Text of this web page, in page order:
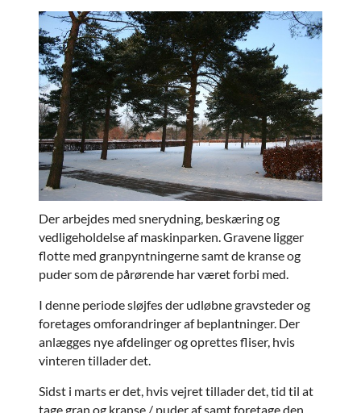
Der arbejdes med snerydning, beskæring og
vedligeholdelse af maskinparken. Gravene ligger
flotte med granpyntningerne samt de kranse og
puder som de pårørende har været forbi med.
I denne periode sløjfes der udløbne gravsteder og
foretages omforandringer af beplantninger. Der
anlægges nye afdelinger og oprettes fliser, hvis
vinteren tillader det.
Sidst i marts er det, hvis vejret tillader det, tid til at
tage gran og kranse / puder af samt foretage den